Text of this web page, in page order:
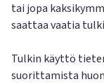
tai jopa
saattaa vaatia
Tulkin käyttö
suorittamista